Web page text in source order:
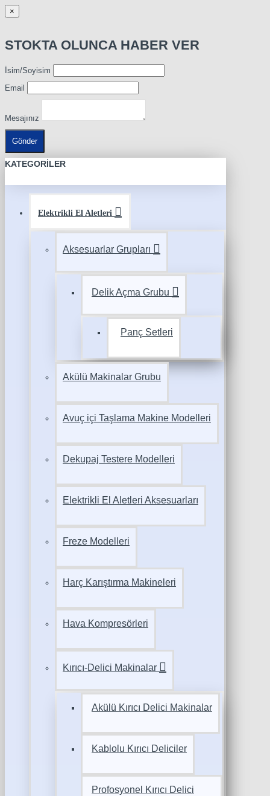
×
STOKTA OLUNCA HABER VER
İsim/Soyisim
Email
Mesajınız
Gönder
KATEGORILER
Elektrikli El Aletleri
Aksesuarlar Grupları
Delik Açma Grubu
Panç Setleri
Akülü Makinalar Grubu
Avuç içi Taşlama Makine Modelleri
Dekupaj Testere Modelleri
Elektrikli El Aletleri Aksesuarları
Freze Modelleri
Harç Karıştırma Makineleri
Hava Kompresörleri
Kırıcı-Delici Makinalar
Akülü Kırıcı Delici Makinalar
Kablolu Kırıcı Deliciler
Profosyonel Kırıcı Delici